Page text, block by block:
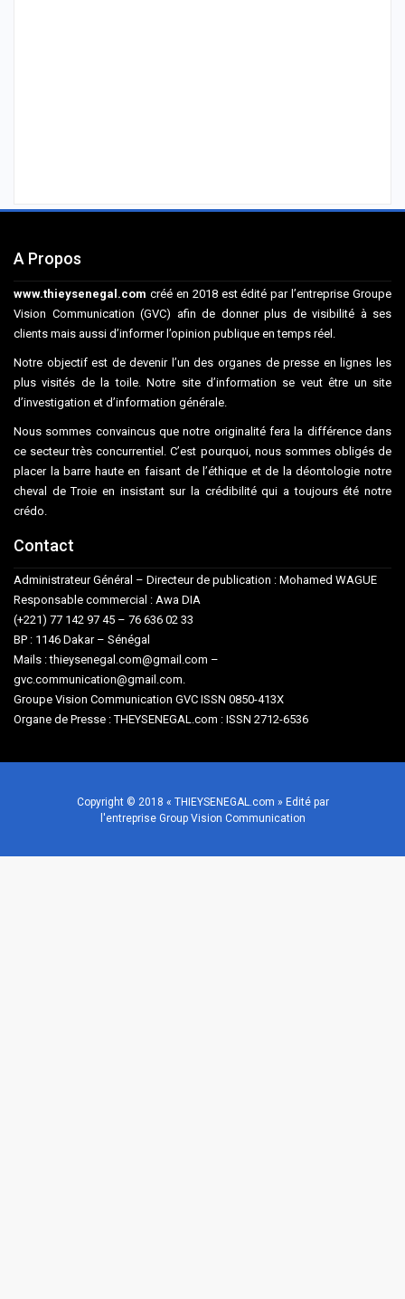
A Propos
www.thieysenegal.com créé en 2018 est édité par l’entreprise Groupe
Vision Communication (GVC) afin de donner plus de visibilité à ses
clients mais aussi d’informer l’opinion publique en temps réel.
Notre objectif est de devenir l’un des organes de presse en lignes les
plus visités de la toile. Notre site d’information se veut être un site
d’investigation et d’information générale.
Nous sommes convaincus que notre originalité fera la différence dans
ce secteur très concurrentiel. C’est pourquoi, nous sommes obligés de
placer la barre haute en faisant de l’éthique et de la déontologie notre
cheval de Troie en insistant sur la crédibilité qui a toujours été notre
crédo.
Contact
Administrateur Général – Directeur de publication : Mohamed WAGUE
Responsable commercial : Awa DIA
(+221) 77 142 97 45 – 76 636 02 33
BP : 1146 Dakar – Sénégal
Mails : thieysenegal.com@gmail.com –
gvc.communication@gmail.com.
Groupe Vision Communication GVC ISSN 0850-413X
Organe de Presse : THEYSENEGAL.com : ISSN 2712-6536
Copyright © 2018 « THIEYSENEGAL.com » Edité par
l'entreprise Group Vision Communication